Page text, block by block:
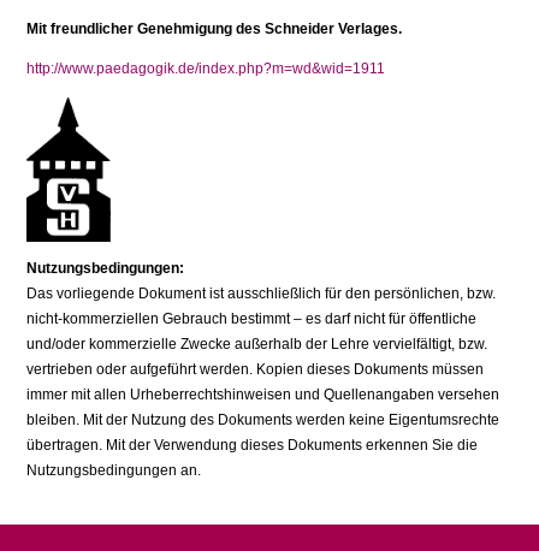
Mit freundlicher Genehmigung des Schneider Verlages.
http://www.paedagogik.de/index.php?m=wd&wid=1911
Nutzungsbedingungen:
Das vorliegende Dokument ist ausschließlich für den persönlichen, bzw.
nicht-kommerziellen Gebrauch bestimmt – es darf nicht für öffentliche
und/oder kommerzielle Zwecke außerhalb der Lehre vervielfältigt, bzw.
vertrieben oder aufgeführt werden. Kopien dieses Dokuments müssen
immer mit allen Urheberrechtshinweisen und Quellenangaben versehen
bleiben. Mit der Nutzung des Dokuments werden keine Eigentumsrechte
übertragen. Mit der Verwendung dieses Dokuments erkennen Sie die
Nutzungsbedingungen an.